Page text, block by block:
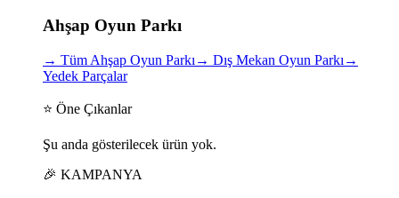
Ahşap Oyun Parkı
→ Tüm Ahşap Oyun Parkı → Dış Mekan Oyun Parkı →
Yedek Parçalar
⭐ Öne Çıkanlar
Şu anda gösterilecek ürün yok.
🎉 KAMPANYA